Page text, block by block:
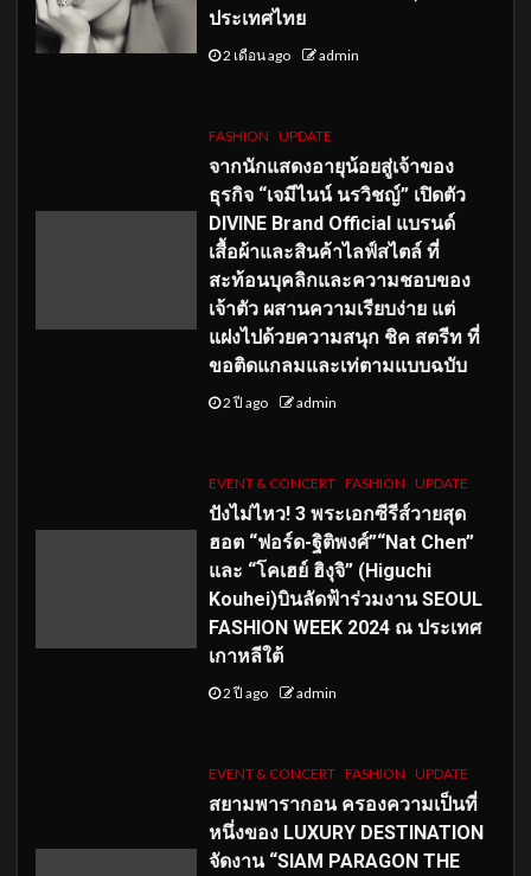
ประเทศไทย
2 เดือน ago admin
FASHION UPDATE
จากนักแสดงอายุน้อยสู่เจ้าของ
ธุรกิจ “เจมีไนน์ นรวิชญ์” เปิดตัว
DIVINE Brand Official แบรนด์
เสื้อผ้าและสินค้าไลฟ์สไตล์ ที่
สะท้อนบุคลิกและความชอบของ
เจ้าตัว ผสานความเรียบง่าย แต่
แฝงไปด้วยความสนุก ชิค สตรีท ที่
ขอติดแกลมและเท่ตามแบบฉบับ
2 ปี ago admin
EVENT & CONCERT FASHION UPDATE
ปังไม่ไหว! 3 พระเอกซีรีส์วายสุด
ฮอต “ฟอร์ด-ฐิติพงศ์”“Nat Chen”
และ “โคเฮย์ ฮิงุจิ” (Higuchi
Kouhei)บินลัดฟ้าร่วมงาน SEOUL
FASHION WEEK 2024 ณ ประเทศ
เกาหลีใต้
2 ปี ago admin
EVENT & CONCERT FASHION UPDATE
สยามพารากอน ครองความเป็นที่
หนึ่งของ LUXURY DESTINATION
จัดงาน “SIAM PARAGON THE